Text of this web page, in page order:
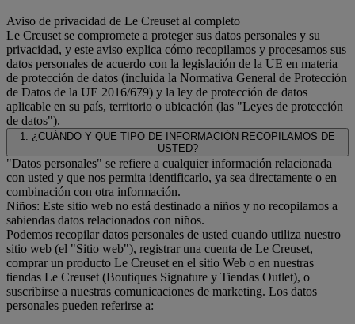
Aviso de privacidad de Le Creuset al completo
Le Creuset se compromete a proteger sus datos personales y su
privacidad, y este aviso explica cómo recopilamos y procesamos sus
datos personales de acuerdo con la legislación de la UE en materia
de protección de datos (incluida la Normativa General de Protección
de Datos de la UE 2016/679) y la ley de protección de datos
aplicable en su país, territorio o ubicación (las "Leyes de protección
de datos").
1. ¿CUÁNDO Y QUE TIPO DE INFORMACIÓN RECOPILAMOS DE
USTED?
"Datos personales" se refiere a cualquier información relacionada
con usted y que nos permita identificarlo, ya sea directamente o en
combinación con otra información.
Niños: Este sitio web no está destinado a niños y no recopilamos a
sabiendas datos relacionados con niños.
Podemos recopilar datos personales de usted cuando utiliza nuestro
sitio web (el "Sitio web"), registrar una cuenta de Le Creuset,
comprar un producto Le Creuset en el sitio Web o en nuestras
tiendas Le Creuset (Boutiques Signature y Tiendas Outlet), o
suscribirse a nuestras comunicaciones de marketing. Los datos
personales pueden referirse a: